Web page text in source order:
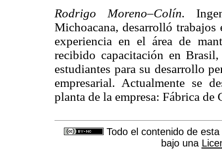
Rodrigo Moreno–Colín.
Michoacana, desarrolló
experiencia en el área de
recibido capacitación en
estudiantes para su desarrollo
empresarial. Actualmente se
planta de la empresa: Fábrica
Todo el contenido de
bajo una